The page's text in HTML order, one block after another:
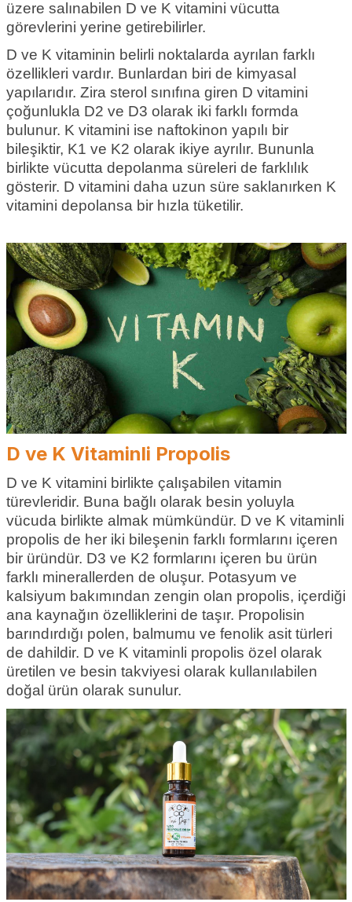
üzere salınabilen D ve K vitamini vücutta
görevlerini yerine getirebilirler.
D ve K vitaminin belirli noktalarda ayrılan farklı
özellikleri vardır. Bunlardan biri de kimyasal
yapılarıdır. Zira sterol sınıfına giren D vitamini
çoğunlukla D2 ve D3 olarak iki farklı formda
bulunur. K vitamini ise naftokinon yapılı bir
bileşiktir, K1 ve K2 olarak ikiye ayrılır. Bununla
birlikte vücutta depolanma süreleri de farklılık
gösterir. D vitamini daha uzun süre saklanırken K
vitamini depolansa bir hızla tüketilir.
D ve K Vitaminli Propolis
D ve K vitamini birlikte çalışabilen vitamin
türevleridir. Buna bağlı olarak besin yoluyla
vücuda birlikte almak mümkündür. D ve K vitaminli
propolis de her iki bileşenin farklı formlarını içeren
bir üründür. D3 ve K2 formlarını içeren bu ürün
farklı minerallerden de oluşur. Potasyum ve
kalsiyum bakımından zengin olan propolis, içerdiği
ana kaynağın özelliklerini de taşır. Propolisin
barındırdığı polen, balmumu ve fenolik asit türleri
de dahildir. D ve K vitaminli propolis özel olarak
üretilen ve besin takviyesi olarak kullanılabilen
doğal ürün olarak sunulur.